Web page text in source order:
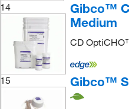
14
Gibco™
Medium
CD
15 Gibco™